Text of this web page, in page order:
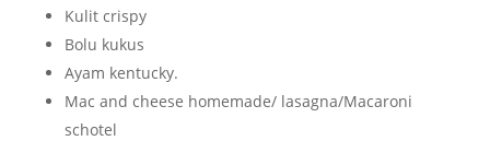
Kulit crispy
Bolu kukus
Ayam kentucky.
Mac and cheese homemade/ lasagna/Macaroni
schotel